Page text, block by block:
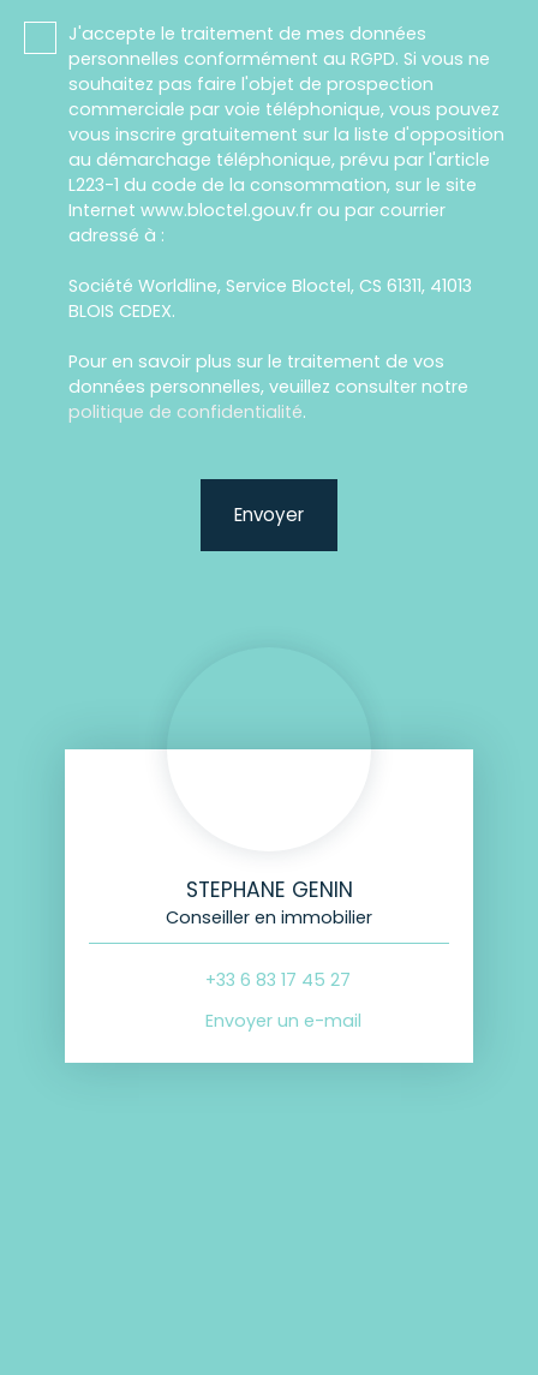
J'accepte le traitement de mes données
personnelles conformément au RGPD. Si vous ne
souhaitez pas faire l'objet de prospection
commerciale par voie téléphonique, vous pouvez
vous inscrire gratuitement sur la liste d'opposition
au démarchage téléphonique, prévu par l'article
L223-1 du code de la consommation, sur le site
Internet www.bloctel.gouv.fr ou par courrier
adressé à :
Société Worldline, Service Bloctel, CS 61311, 41013
BLOIS CEDEX.
Pour en savoir plus sur le traitement de vos
données personnelles, veuillez consulter notre
politique de confidentialité.
Envoyer
STEPHANE GENIN
Conseiller en immobilier
+33 6 83 17 45 27
Envoyer un e-mail